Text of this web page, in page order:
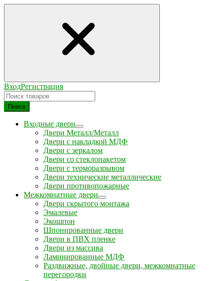
ВходРегистрация
Поиск
Входные двери
Двери Металл/Металл
Двери с накладкой МДФ
Двери с зеркалом
Двери со стеклопакетом
Двери с терморазрывом
Двери технические металлические
Двери противопожарные
Межкомнатные двери
Двери скрытого монтажа
Эмалевые
Экошпон
Шпонированные двери
Двери в ПВХ пленке
Двери из массива
Ламинированные МДФ
Раздвижные, двойные двери, межкомнатные
перегородки